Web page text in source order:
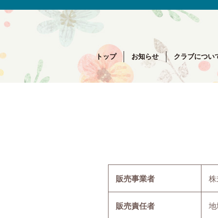
トップ お知らせ クラブについ
販売事業者
販売責任者